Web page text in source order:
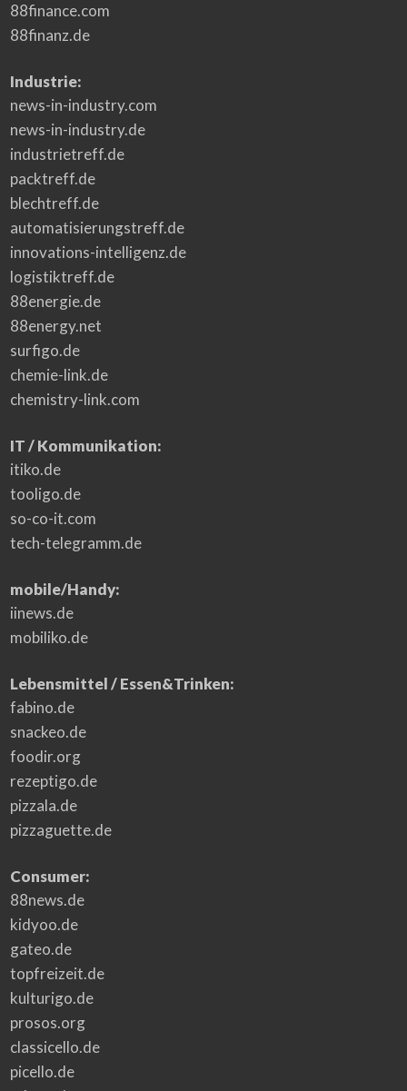
88finance.com
88finanz.de
Industrie:
news-in-industry.com
news-in-industry.de
industrietreff.de
packtreff.de
blechtreff.de
automatisierungstreff.de
innovations-intelligenz.de
logistiktreff.de
88energie.de
88energy.net
surfigo.de
chemie-link.de
chemistry-link.com
IT / Kommunikation:
itiko.de
tooligo.de
so-co-it.com
tech-telegramm.de
mobile/Handy:
iinews.de
mobiliko.de
Lebensmittel / Essen&Trinken:
fabino.de
snackeo.de
foodir.org
rezeptigo.de
pizzala.de
pizzaguette.de
Consumer:
88news.de
kidyoo.de
gateo.de
topfreizeit.de
kulturigo.de
prosos.org
classicello.de
picello.de